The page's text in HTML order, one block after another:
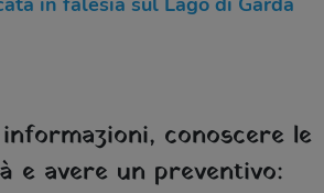
conoscere le
e avere un preventivo: